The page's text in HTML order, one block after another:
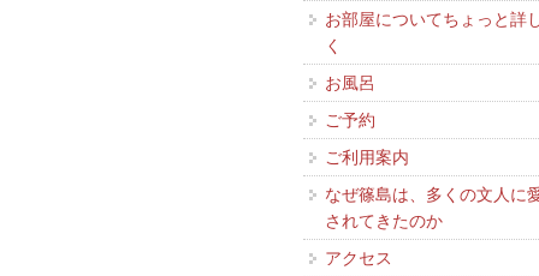
お部屋についてちょっと詳
く
お風呂
ご予約
ご利用案内
なぜ篠島は、多くの文人に
されてきたのか
アクセス